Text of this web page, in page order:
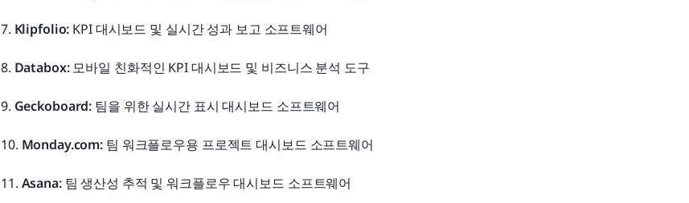
7. Klipfolio: KPI 대시보드 및 실시간 성과 보고 소프트웨어
8. Databox: 모바일 친화적인 KPI 대시보드 및 비즈니스 분석 도구
9. Geckoboard: 팀을 위한 실시간 표시 대시보드 소프트웨어
10. Monday.com: 팀 워크플로우용 프로젝트 대시보드 소프트웨어
11. Asana: 팀 생산성 추적 및 워크플로우 대시보드 소프트웨어